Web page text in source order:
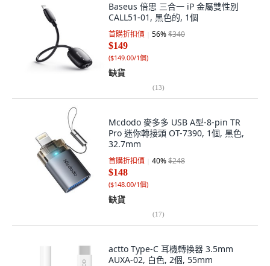
Baseus 倍思 三合一 iP 金屬雙性別
CALL51-01, 黑色的, 1個
首購折扣價 56%$340
$149
($149.00/1個)
缺貨
(13)
Mcdodo 麥多多 USB A型-8-pin TR
Pro 迷你轉接頭 OT-7390, 1個, 黑色,
32.7mm
首購折扣價 40%$248
$148
($148.00/1個)
缺貨
(17)
actto Type-C 耳機轉換器 3.5mm
AUXA-02, 白色, 2個, 55mm